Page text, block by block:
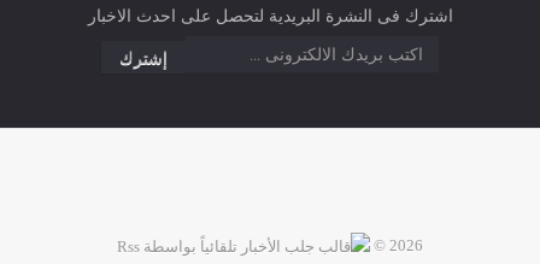
اشترك فى النشرة البريدية لتحصل على احدث الاخبار
2026 ©